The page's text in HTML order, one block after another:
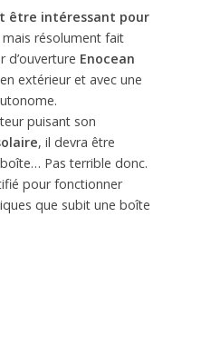
être intéressant pour
mais résolument fait
d’ouverture Enocean
extérieur et avec une
puisant son
, il devra être
Pas terrible donc.
pour fonctionner
que subit une boîte